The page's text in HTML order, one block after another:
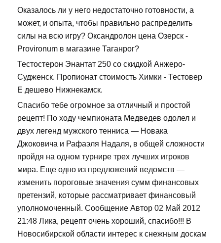
Оказалось ли у него недостаточно готовности, а
может, и опыта, чтобы правильно распределить
силы на всю игру? Оксандролон цена Озерск -
Provironum в магазине Таганрог?
Тестостерон Энантат 250 со скидкой Анжеро-
Судженск. Пропионат стоимость Химки - Тестовер
Е дешево Нижнекамск.
Спасибо тебе огромное за отличный и простой
рецепт! По ходу чемпионата Медведев одолел и
двух легенд мужского тенниса — Новака
Джоковича и Рафаэля Надаля, в общей сложности
пройдя на одном турнире трех лучших игроков
мира. Еще одно из предложений ведомств —
изменить пороговые значения сумм финансовых
претензий, которые рассматривает финансовый
уполномоченный. Сообщение Автор 02 Май 2012
21:48 Лика, рецепт очень хороший, спасибо!!! В
Новосибирской области интерес к снежным доскам